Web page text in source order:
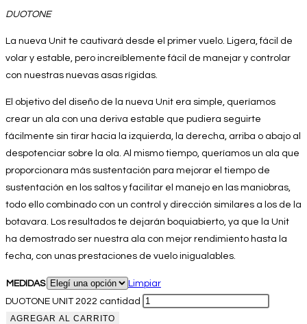
DUOTONE
La nueva Unit te cautivará desde el primer vuelo. Ligera, fácil de
volar y estable, pero increíblemente fácil de manejar y controlar
con nuestras nuevas asas rígidas.
El objetivo del diseño de la nueva Unit era simple, queríamos
crear un ala con una deriva estable que pudiera seguirte
fácilmente sin tirar hacia la izquierda, la derecha, arriba o abajo al
despotenciar sobre la ola. Al mismo tiempo, queríamos un ala que
proporcionara más sustentación para mejorar el tiempo de
sustentación en los saltos y facilitar el manejo en las maniobras,
todo ello combinado con un control y dirección similares a los de la
botavara. Los resultados te dejarán boquiabierto, ya que la Unit
ha demostrado ser nuestra ala con mejor rendimiento hasta la
fecha, con unas prestaciones de vuelo inigualables.
MEDIDAS
Limpiar
DUOTONE UNIT 2022 cantidad
AGREGAR AL CARRITO